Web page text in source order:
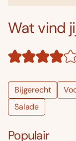
Wat vind
Bijgerecht
Salade
Populair